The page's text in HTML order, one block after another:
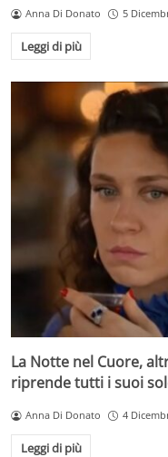
Anna Di Donato 5
Leggi di più
La Notte nel Cuore,
riprende tutti i suoi
Anna Di Donato 4
Leggi di più